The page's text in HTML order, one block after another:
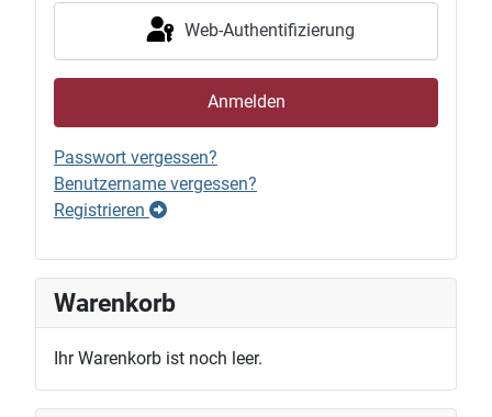
Web-Authentifizierung
Anmelden
Passwort vergessen?
Benutzername vergessen?
Registrieren
Warenkorb
Ihr Warenkorb ist noch leer.